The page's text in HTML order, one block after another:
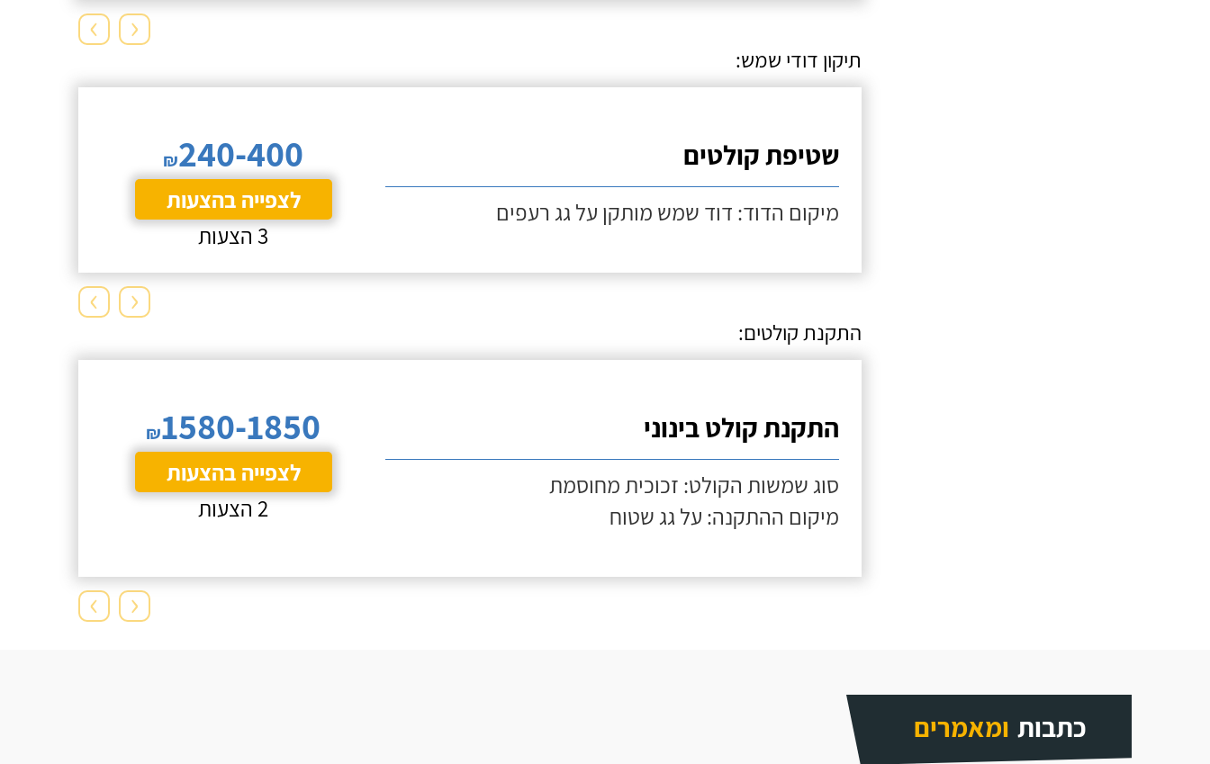
› ‹
תיקון דודי שמש:
שטיפת קולטים
מיקום הדוד: דוד שמש מותקן על גג רעפים
₪240-400
לצפייה בהצעות
3 הצעות
› ‹
התקנת קולטים:
התקנת קולט בינוני
סוג שמשות הקולט: זכוכית מחוסמת
מיקום ההתקנה: על גג שטוח
₪1580-1850
לצפייה בהצעות
2 הצעות
› ‹
כתבות ומאמרים